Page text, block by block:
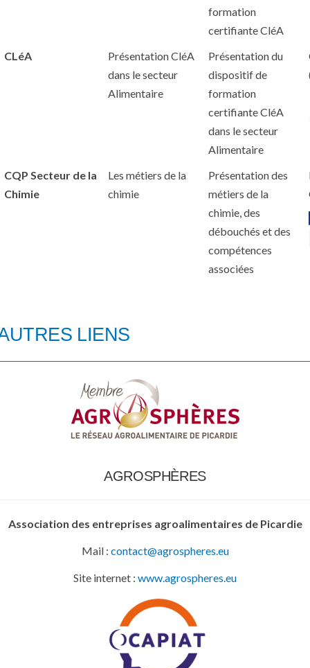
formation
certifiante CléA
CLéA
Présentation CléA
dans le secteur
Alimentaire
Présentation du
dispositif de
formation
certifiante CléA
dans le secteur
Alimentaire
CQP Secteur de la
Chimie
Les métiers de la
chimie
Présentation des
métiers de la
chimie, des
débouchés et des
compétences
associées
LIENS
AGROSPHÈRES
Association des entreprises agroalimentaires de Picardie
Mail : contact@agrospheres.eu
Site internet : www.agrospheres.eu